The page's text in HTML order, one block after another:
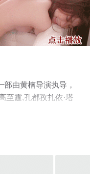
由黄楠导演执导，
至霆,孔都孜扎依·塔
力孜,米热,江依昊,卡迪
免费观看高清无删